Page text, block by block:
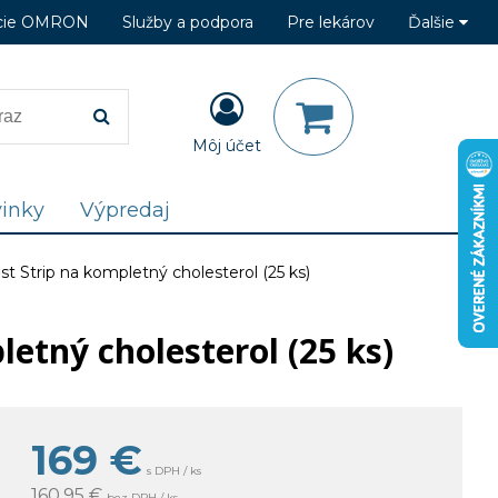
OMRON Služby a podpora Pre lekárov Ďalšie
Môj účet
Výpredaj
Strip na kompletný cholesterol (25 ks)
cholesterol (25 ks)
169 € s DPH / ks